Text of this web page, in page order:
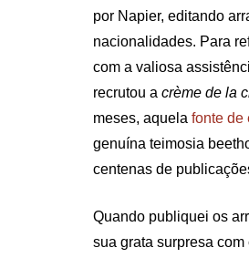
por Napier, editando
nacionalidades. Para
com a valiosa
recrutou a crème de la
meses, aquela fonte de
genuína teimosia
centenas de
Quando publiquei os
sua grata surpresa